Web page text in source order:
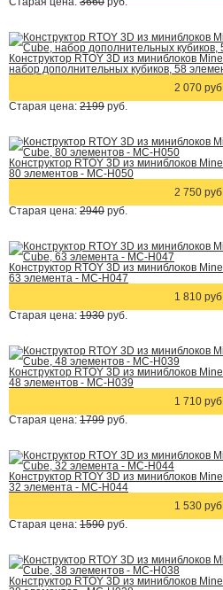
Конструктор RTOY 3D из миниблоков
набор дополнительных кубиков, 58
2 070
Старая цена: 2199 руб.
Конструктор RTOY 3D из миниблоков
80 элементов - MC-H050
2 750
Старая цена: 2940 руб.
Конструктор RTOY 3D из миниблоков
63 элемента - MC-H047
1 810
Старая цена: 1930 руб.
Конструктор RTOY 3D из миниблоков
48 элементов - MC-H039
1 710
Старая цена: 1799 руб.
Конструктор RTOY 3D из миниблоков
32 элемента - MC-H044
1 530
Старая цена: 1590 руб.
Конструктор RTOY 3D из миниблоков